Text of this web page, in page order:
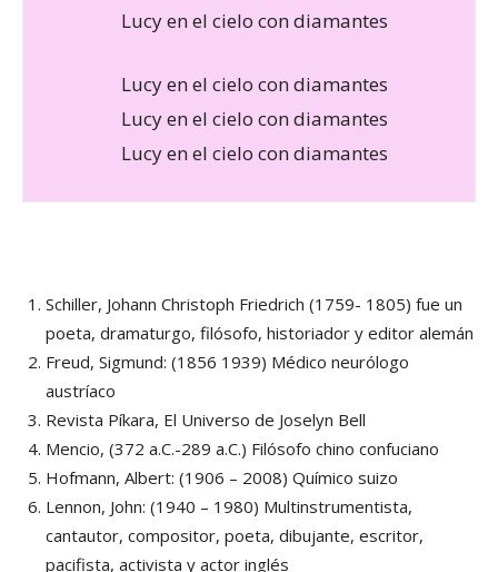
Lucy en el cielo con diamantes
Lucy en el cielo con diamantes
Lucy en el cielo con diamantes
Lucy en el cielo con diamantes
Schiller, Johann Christoph Friedrich (1759- 1805) fue un
poeta, dramaturgo, filósofo, historiador y editor alemán
Freud, Sigmund: (1856 1939) Médico neurólogo
austríaco
Revista Píkara, El Universo de Joselyn Bell
Mencio, (372 a.C.-289 a.C.) Filósofo chino confuciano
Hofmann, Albert: (1906 – 2008) Químico suizo
Lennon, John: (1940 – 1980) Multinstrumentista,
cantautor, compositor, poeta, dibujante, escritor,
pacifista, activista y actor inglés